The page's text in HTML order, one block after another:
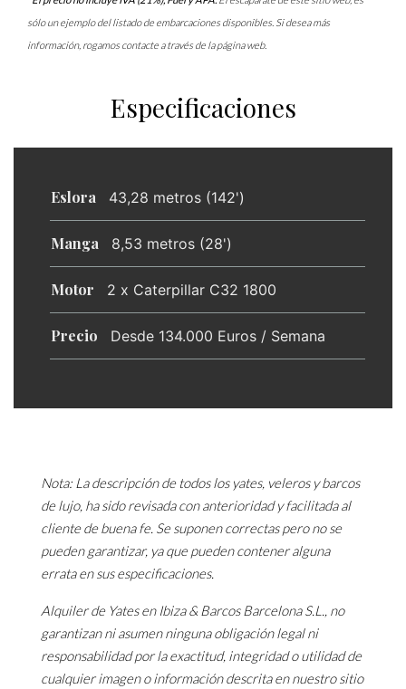
sólo un ejemplo del listado de embarcaciones disponibles. Si desea más
información, rogamos contacte a través de la página web.
Especificaciones
Eslora 43,28 metros (142')
Manga 8,53 metros (28')
Motor 2 x Caterpillar C32 1800
Precio Desde 134.000 Euros / Semana
Nota: La descripción de todos los yates, veleros y barcos
de lujo, ha sido revisada con anterioridad y facilitada al
cliente de buena fe. Se suponen correctas pero no se
pueden garantizar, ya que pueden contener alguna
errata en sus especificaciones.
Alquiler de Yates en Ibiza & Barcos Barcelona S.L., no
garantizan ni asumen ninguna obligación legal ni
responsabilidad por la exactitud, integridad o utilidad de
cualquier imagen o información descrita en nuestro sitio